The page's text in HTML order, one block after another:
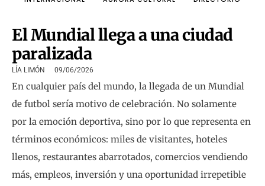
El Mundial llega a una ciudad
paralizada
LÍA LIMÓN 09/06/2026
En cualquier país del mundo, la llegada de un Mundial
de futbol sería motivo de celebración. No solamente
por la emoción deportiva, sino por lo que representa en
términos económicos: miles de visitantes, hoteles
llenos, restaurantes abarrotados, comercios vendiendo
más, empleos, inversión y una oportunidad irrepetible